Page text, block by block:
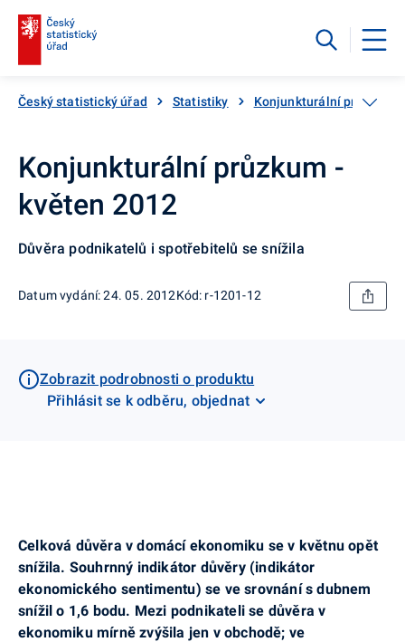
Český statistický úřad Statistiky Konjunkturální průzkumy
Konjunkturální průzkum -
květen 2012
Důvěra podnikatelů i spotřebitelů se snížila
Datum vydání: 24. 05. 2012Kód: r-1201-12
Zobrazit podrobnosti o produktu
Přihlásit se k odběru, objednat
Celková důvěra v domácí ekonomiku se v květnu opět
snížila. Souhrnný indikátor důvěry (indikátor
ekonomického sentimentu) se ve srovnání s dubnem
snížil o 1,6 bodu. Mezi podnikateli se důvěra v
ekonomiku mírně zvýšila jen v obchodě; ve